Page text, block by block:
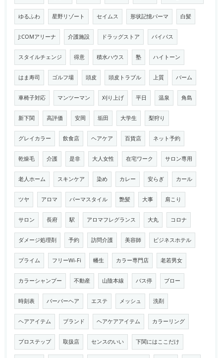
ゆるふわ 星野リゾート セイムス 形状記憶パーマ 白髪
J:COMアリーナ 介護施設 ドラッグストア バイパス
スタイルチェンジ 得意 積水ハウス 塾 ハイトーン
はま寿司 ゴルフ場 頭皮 頭皮トラブル 上質 バーム
車椅子対応 マンツーマン 刈り上げ 平日 温泉 角島
新下関 高評価 安岡 垢田 大学生 梨狩り
グレイカラー 飲食店 ヘアケア 百貨店 ネット予約
乾燥毛 介護 是非 大人女性 在宅ワーク サロン専用
老人ホーム スキンケア 染め カレー 安らぎ カール
ツヤ アロマ パーマスタイル 艶髪 大事 肩こり
サロン 長府 駅 アロマフレグランス 大丸 コロナ
ダメージ処理剤 予約 訪問介護 美容師 ビジネスホテル
プライム フリーWi-Fi 幡生 カラー専門店 老若男女
カラーシャンプー 不動産 山陰本線 バス停 ブロー
時刻表 バーバーヘア エステ メッシュ 洗剤
ヘアアイテム ブランド ヘアケアアイテム カラーリング
プロステップ 取扱店 センスのいい 下関にはここだけ